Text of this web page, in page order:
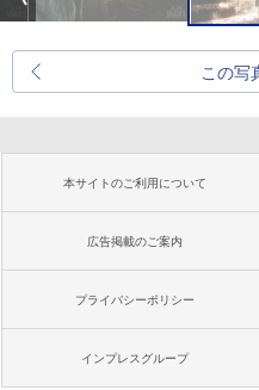
この写
本サイトのご利用について
広告掲載のご案内
プライバシーポリシー
インプレスグループ